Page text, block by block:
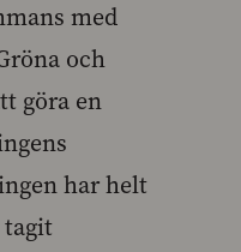
med
och
göra en
har helt